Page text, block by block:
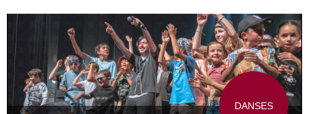
DANSES